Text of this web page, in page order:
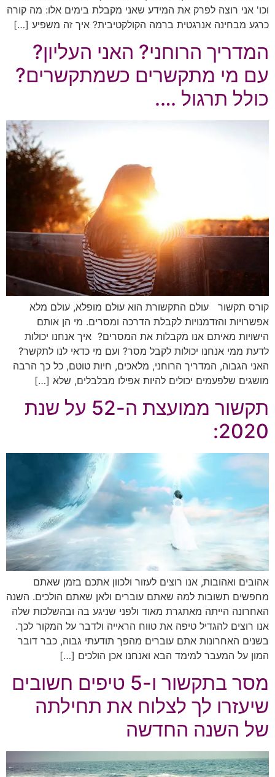
וכו' אני רוצה לפרק את המידע שאני מקבלת בימים אלו: מה קורה
כרגע מבחינה אנרגטית ברמה הקולקטיבית? איך זה משפיע […]
המדריך הרוחני? האני העליון?
עם מי מתקשרים כשמתקשרים?
כולל תרגול ….
קורס תקשור עולם התקשורת הוא עולם מופלא, עולם מלא
אפשרויות והזדמנויות לקבלת הדרכה ומסרים. מי הן אותם
הישויות מאיתם אנו מקבלות את המסרים? איך אנחנו יכולות
לדעת ממי אנחנו יכולות לקבל מסר? ועם מי כדאי לנו לתקשר?
האני הגבוה, המדריך הרוחני, מלאכים, חיות טוטם, כל כך הרבה
מושגים שלפעמים יכולים להיות אפילו מבלבלים, שלא […]
תקשור ממועצת ה-52 על שנת
2020:
אהובים ואהובות, אנו רוצים לעזור ולכוון אתכם בזמן שאתם
מחפשים תשובות למה שאתם עוברים ולאן שאתם הולכים. השנה
האחרונה הייתה מאתגרת מאוד ולפני שניגע בה ובהשלכות שלה
אנו רוצים להגדיל טיפה את טווח הראייה ולדבר על המקור לכך.
בשנים האחרונות אתם עוברים מהפך תודעתי גבוה, כבר דובר
המון על המעבר למימד הבא ואנחנו אכן הולכים […]
מסר בתקשור ו-5 טיפים חשובים
שיעזרו לך לצלוח את תחילתה
של השנה החדשה